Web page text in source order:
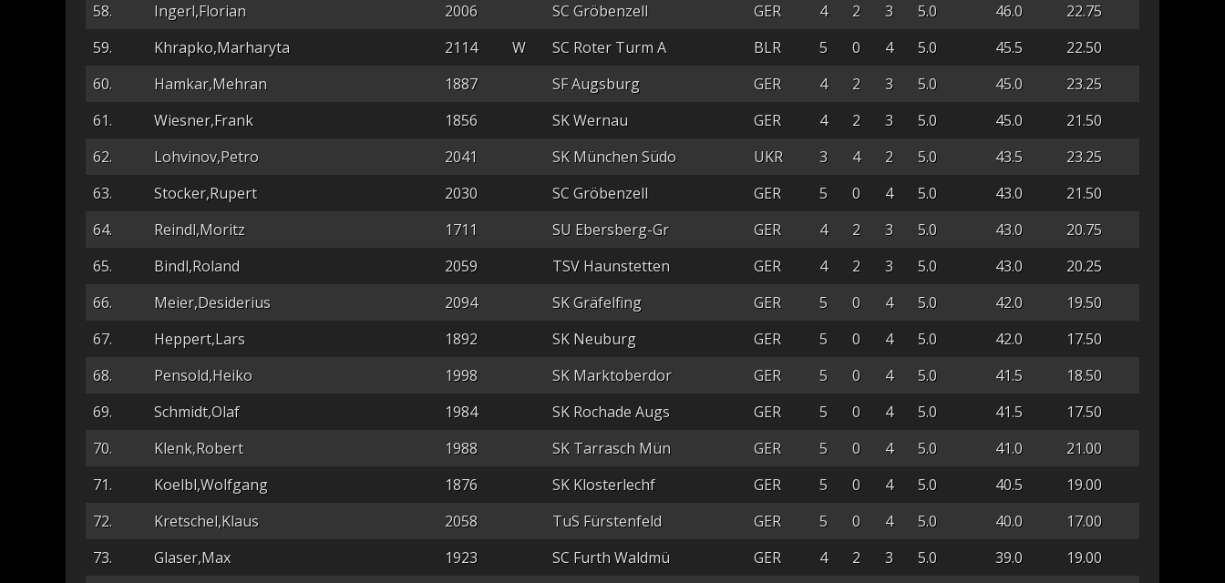
58.
Ingerl,Florian 2006 SC Gröbenzell GER 4 2 3 5.0 46.0
22.75
59.
Khrapko,Marharyta 2114 W SC Roter Turm A BLR 5 0 4 5.0 45.5
22.50
60.
Hamkar,Mehran 1887 SF Augsburg GER 4 2 3 5.0 45.0
23.25
61.
Wiesner,Frank 1856 SK Wernau GER 4 2 3 5.0 45.0
21.50
62.
Lohvinov,Petro 2041 SK München Südo UKR 3 4 2 5.0 43.5
23.25
63.
Stocker,Rupert 2030 SC Gröbenzell GER 5 0 4 5.0 43.0
21.50
64.
Reindl,Moritz 1711 SU Ebersberg-Gr GER 4 2 3 5.0 43.0
20.75
65.
Bindl,Roland 2059 TSV Haunstetten GER 4 2 3 5.0 43.0
20.25
66.
Meier,Desiderius 2094 SK Gräfelfing GER 5 0 4 5.0 42.0
19.50
67.
Heppert,Lars 1892 SK Neuburg GER 5 0 4 5.0 42.0
17.50
68.
Pensold,Heiko 1998 SK Marktoberdor GER 5 0 4 5.0 41.5
18.50
69.
Schmidt,Olaf 1984 SK Rochade Augs GER 5 0 4 5.0 41.5
17.50
70.
Klenk,Robert 1988 SK Tarrasch Mün GER 5 0 4 5.0 41.0
21.00
71.
Koelbl,Wolfgang 1876 SK Klosterlechf GER 5 0 4 5.0 40.5
19.00
72.
Kretschel,Klaus 2058 TuS Fürstenfeld GER 5 0 4 5.0 40.0
17.00
73.
Glaser,Max 1923 SC Furth Waldmü GER 4 2 3 5.0 39.0
19.00